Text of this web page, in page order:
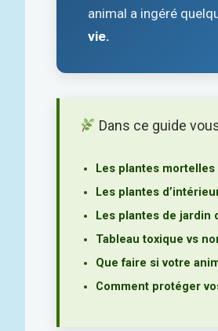
animal a ingéré
vie.
Dans ce guide
Les plantes mortelles
Les plantes
Les plantes de jardin
Tableau toxique vs
Que faire si votre
Comment protéger